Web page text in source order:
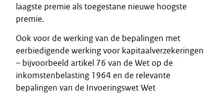
laagste premie als toegestane nieuwe hoogste
premie.
Ook voor de werking van de bepalingen met
eerbiedigende werking voor kapitaalverzekeringen
– bijvoorbeeld artikel 76 van de Wet op de
inkomstenbelasting 1964 en de relevante
bepalingen van de Invoeringswet Wet